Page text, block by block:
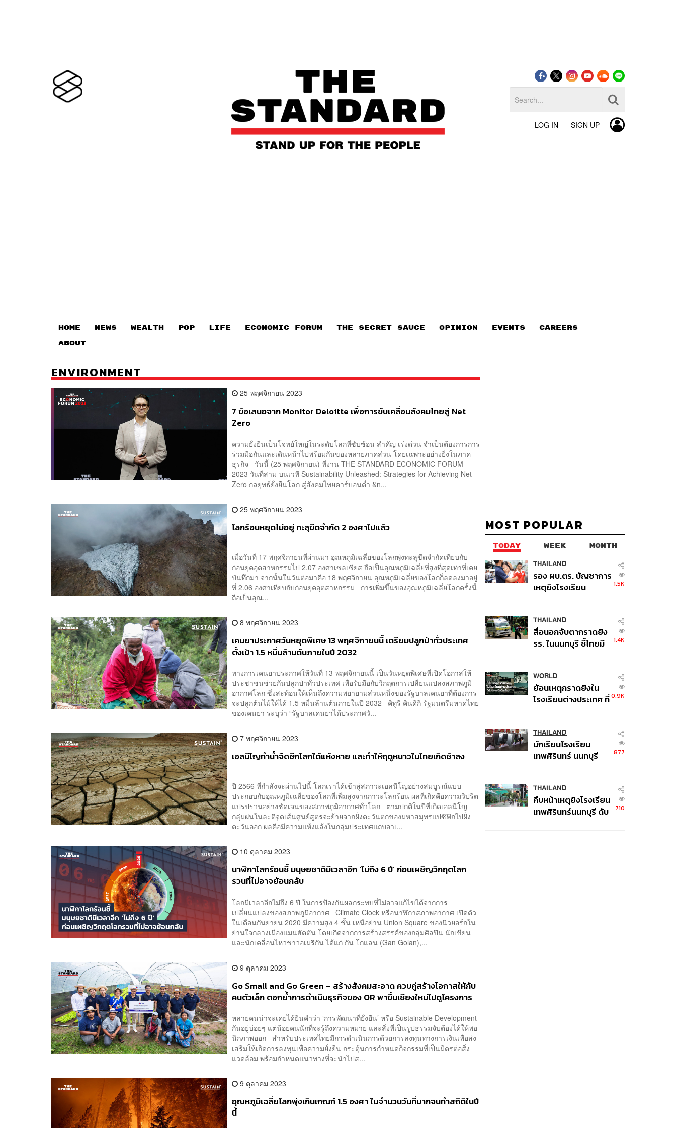
LOG IN SIGN UP
HOME NEWS WEALTH POP LIFE ECONOMIC FORUM THE SECRET SAUCE​ OPINION EVENTS CAREERS
ABOUT
ENVIRONMENT
25 พฤศจิกายน 2023
7 ข้อเสนอจาก Monitor Deloitte เพื่อการขับเคลื่อนสังคมไทยสู่ Net
Zero
ความยั่งยืนเป็นโจทย์ใหญ่ในระดับโลกที่ซับซ้อน สำคัญ เร่งด่วน จำเป็นต้องการการ
ร่วมมือกันและเดินหน้าไปพร้อมกันของหลายภาคส่วน โดยเฉพาะอย่างยิ่งในภาค
ธุรกิจ วันนี้ (25 พฤศจิกายน) ที่งาน THE STANDARD ECONOMIC FORUM
2023 วันที่สาม บนเวที Sustainability Unleashed: Strategies for Achieving Net
Zero กลยุทธ์ยั่งยืนโลก สู่สังคมไทยคาร์บอนต่ำ &n...
25 พฤศจิกายน 2023
โลกร้อนหยุดไม่อยู่​ ทะลุขีดจำกัด​ 2 องศา​ไปแล้ว
เมื่อวันที่ 17 พฤศจิกายนที่ผ่านมา​ อุณหภูมิ​เฉลี่ย​ของโลกพุ่ง​ทะลุขีดจำกัดเทียบกับ​
ก่อนยุคอุตสาหกรรม​ไป 2.07 องศาเซลเซียส ถือเป็นอุณหภูมิเฉลี่ยที่สูงที่สุดเท่าที่เคย
บันทึก​มา จากนั้นในวันต่อมาคือ 18 พฤศจิกายน อุณหภูมิ​​เฉลี่ย​ของโลกก็ลดลงมาอยู่
ที่ 2.06 องศาเทียบกับ​ก่อนยุคอุตสาหกรรม การเพิ่มขึ้นของอุณหภูมิ​เฉลี่ย​โลกครั้งนี้
ถือเป็นอุณ...
8 พฤศจิกายน 2023
เคนยาประกาศวันหยุดพิเศษ 13 พฤศจิกายนนี้ เตรียมปลูกป่าทั่วประเทศ
ตั้งเป้า 1.5 หมื่นล้านต้นภายในปี 2032
ทางการเคนยาประกาศให้วันที่ 13 พฤศจิกายนนี้ เป็นวันหยุดพิเศษที่เปิดโอกาสให้
ประชาชนช่วยกันปลูกป่าทั่วประเทศ เพื่อรับมือกับวิกฤตการเปลี่ยนแปลงสภาพภูมิ
อากาศโลก ซึ่งสะท้อนให้เห็นถึงความพยายามส่วนหนึ่งของรัฐบาลเคนยาที่ต้องการ
จะปลูกต้นไม้ให้ได้ 1.5 หมื่นล้านต้นภายในปี 2032 คิทูรี คินดิกิ รัฐมนตรีมหาดไทย
ของเคนยา ระบุว่า “รัฐบาลเคนยาได้ประกาศวั...
7 พฤศจิกายน 2023
เอลนีโญทำน้ำจืดซีกโลกใต้แห้งหาย และทำให้ฤดู​หนาวในไทยเกิดช้าลง
ปี 2566 ที่กำลังจะผ่านไปนี้ โลกเราได้เข้าสู่สภาวะเอลนีโญอย่างสมบูรณ์แบบ
ประกอบกับอุณหภูมิเฉลี่ยของโลกที่เพิ่มสูงจากภาวะโลกร้อน ผลที่เกิดคือความวิปริต
แปรปรวนอย่างชัดเจนของสภาพภูมิอากาศทั่วโลก ตามปกติในปีที่เกิดเอลนีโญ
กลุ่มฝนในละติจูดเส้นศูนย์สูตรจะย้ายจากฝั่งตะวันตกของมหาสมุทรแปซิฟิกไปฝั่ง
ตะวันออก ผลคือมีความแห้งแล้งในกลุ่มประเทศแถบอาเ...
10 ตุลาคม 2023
นาฬิกาโลกร้อนชี้ มนุษยชาติมีเวลาอีก ‘ไม่ถึง 6 ปี’ ก่อนเผชิญวิกฤตโลก
รวนที่ไม่อาจย้อนกลับ
โลกมีเวลาอีกไม่ถึง 6 ปี ในการป้องกันผลกระทบที่ไม่อาจแก้ไขได้จากการ
เปลี่ยนแปลงของสภาพภูมิอากาศ Climate Clock หรือนาฬิกาสภาพอากาศ เปิดตัว
ในเดือนกันยายน 2020 มีความสูง 4 ชั้น เหนือย่าน Union Square ของนิวยอร์กใน
ย่านใจกลางเมืองแมนฮัตตัน โดยเกิดจากการสร้างสรรค์ของกลุ่มศิลปิน นักเขียน
และนักเคลื่อนไหวชาวอเมริกัน ได้แก่ กัน โกแลน (Gan Golan),...
9 ตุลาคม 2023
Go Small and Go Green – สร้างสังคมสะอาด ควบคู่สร้างโอกาสให้กับ
คนตัวเล็ก ตอกย้ำการดำเนินธุรกิจของ OR พาขึ้นเชียงใหม่ไปดูโครงการ
หลายคนน่าจะเคยได้ยินคำว่า ‘การพัฒนาที่ยั่งยืน’ หรือ Sustainable Development
กันอยู่บ่อยๆ แต่น้อยคนนักที่จะรู้ถึงความหมาย และสิ่งที่เป็นรูปธรรมจับต้องได้ให้พอ
นึกภาพออก สำหรับประเทศไทยมีการดำเนินการด้วยการลงทุนทางการเงินเพื่อส่ง
เสริมให้เกิดการลงทุนเพื่อความยั่งยืน กระตุ้นการกำหนดกิจกรรมที่เป็นมิตรต่อสิ่ง
แวดล้อม พร้อมกำหนดแนวทางที่จะนำไปส...
9 ตุลาคม 2023
อุณหภูมิเฉลี่ยโลกพุ่ง​เกินเกณฑ์​ 1.5 องศา ในจำนวนวันที่มากจนทำสถิติในปี
นี้
MOST POPULAR
TODAY WEEK MONTH
THAILAND
รอง ผบ.ตร. บัญชาการ
เหตุยิงโรงเรียน
คนติดค้าง พบศพปู่-ย่า
ที่บ้านพักผู้ก่อเหตุ
1.5K
THAILAND
สื่อนอกจับตากราดยิง
รร. ในนนทบุรี ชี้ไทยมี
1.4K
WORLD
ย้อนเหตุกราดยิงใน
โรงเรียนต่างประเทศ ที่0.9K
THAILAND
นักเรียนโรงเรียน
เทพศิรินทร์ นนทบุรี
เหตุใช้อาวุธปืนภายใน
โรงเรียนคลี่คลาย
877
THAILAND
คืบหน้าเหตุยิงโรงเรียน
เทพศิรินทร์นนทบุรี ดับ
710